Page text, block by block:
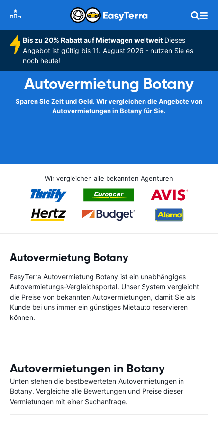
Bis zu 20% Rabatt auf Mietwagen weltweitDieses
Angebot ist gültig bis 11. August 2026 - nutzen Sie es
noch heute!
Autovermietung Botany
Sparen Sie Zeit und Geld. Wir vergleichen die Angebote von
Autovermietungen in Botany für Sie.
Wir vergleichen alle bekannten Agenturen
Autovermietung Botany
EasyTerra Autovermietung Botany ist ein unabhängiges
Autovermietungs-Vergleichsportal. Unser System vergleicht
die Preise von bekannten Autovermietungen, damit Sie als
Kunde bei uns immer ein günstiges Mietauto reservieren
können.
Autovermietungen in Botany
Unten stehen die bestbewerteten Autovermietungen in
Botany. Vergleiche alle Bewertungen und Preise dieser
Vermietungen mit einer Suchanfrage.